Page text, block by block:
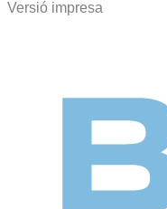
Versió impresa